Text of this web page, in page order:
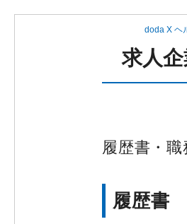
doda X ヘ
求人
履歴書・
履歴書